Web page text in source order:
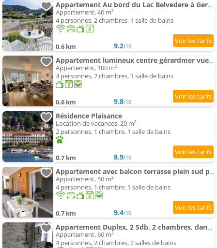
Appartement Au bord du Lac Belvedere à Gerardmer
Appartement, 46 m²
4 personnes, 2 chambres, 1 salle de bains
0.6 km 9.2/10
Appartement lumineux centre gérardmer vue lac
Appartement, 100 m²
4 personnes, 2 chambres, 1 salle de bains
0.6 km 9.8/10
Résidence Plaisance
Location de vacances, 20 m²
2 personnes, 1 chambre, 1 salle de bains
0.7 km 8.9/10
Appartement avec balcon terrasse plein sud proche lac et centre ville wifi
Appartement, 50 m²
4 personnes, 1 chambre, 1 salle de bains
0.7 km 9.4/10
Appartement Duplex, 2 Sdb, 2 chambres, dans une impasse en centre-ville
Appartement, 60 m²
4 personnes, 2 chambres, 2 salles de bains